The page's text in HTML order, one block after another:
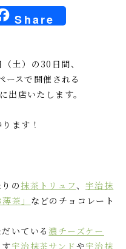
Share
土）の30日間、
ースで開催される
出店いたします。
ます！
の 抹茶トリュフ、宇治抹
薄茶」 などのチョコレート
いている濃チーズケー
宇治抹茶サンド や宇治抹